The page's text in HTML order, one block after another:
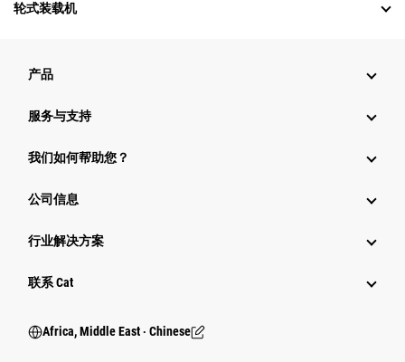
轮式装载机
产品
服务与支持
我们如何帮助您？
公司信息
行业解决方案
行业
联系 Cat
Africa, Middle East ‧ Chinese